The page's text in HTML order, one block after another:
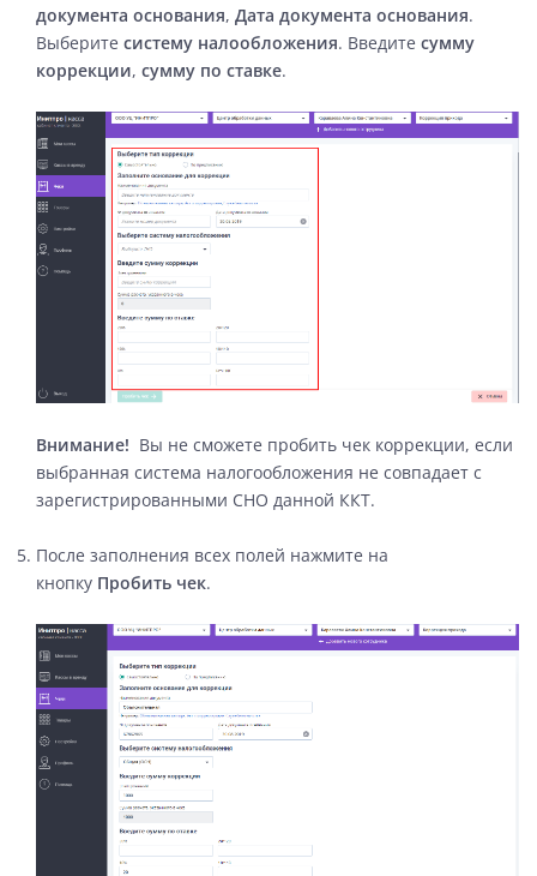
документа основания, Дата документа основания.
Выберите систему налообложения. Введите сумму
коррекции, сумму по ставке.
Внимание! Вы не сможете пробить чек коррекции, если
выбранная система налогообложения не совпадает с
зарегистрированными СНО данной ККТ.
После заполнения всех полей нажмите на
кнопку Пробить чек.